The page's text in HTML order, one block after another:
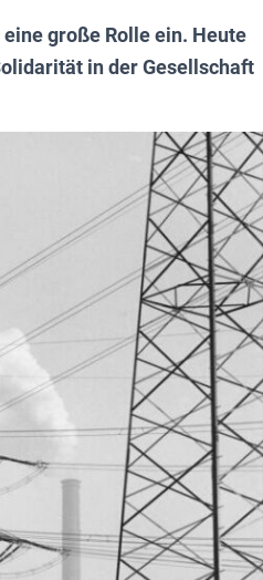
große Rolle ein. Heute
in der Gesellschaft